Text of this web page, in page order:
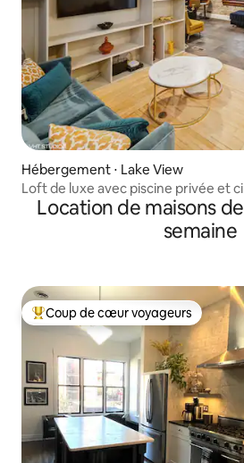
Hébergement ⋅ Lake View
Loft de luxe avec piscine privée et
Location de maisons
semaine
Coups de cœur voyageurs les plus
Coup de cœur voyageurs